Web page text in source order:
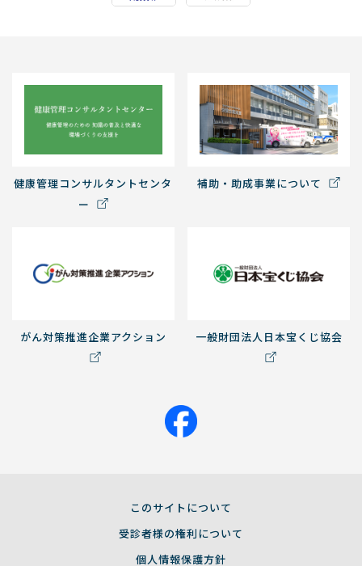
健康管理コンサルタントセンタ
ー
補助・助成事業について
がん対策推進企業アクション 一般財団法人日本宝くじ協会
このサイトについて
受診者様の権利について
個人情報保護方針